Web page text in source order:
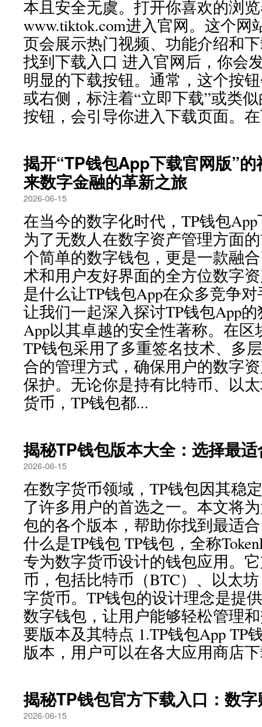
本且安全无虞。打开你喜欢的浏
www.tiktok.com进入官网。这个网
页会展示热门视频、功能介绍和
找到下载入口 进入官网后，你会
明显的下载按钮。通常，这个按
或右侧，标注着“立即下载”或类
按钮，会引导你进入下载页面。
揭开“TP钱包App下载官网版”
来数字金融的革新之旅
2026-06-15
在当今的数字化时代，TP钱包
为了无数人在数字资产管理方面
个简单的数字钱包，更是一款融
术和用户友好界面的全方位数字
是什么让TP钱包App在众多竞争
让我们一起深入探讨TP钱包App
App以其卓越的安全性著称。在
TP钱包采用了多重签名技术、多
合的管理方式，确保用户的数字
保护。无论你是持有比特币、以
货币，TP钱包都...
揭秘TP钱包版本大全：选择最
2026-06-15
在数字货币领域，TP钱包因其稳
了许多用户的首选之一。本文将
包的各个版本，帮助你找到最适
什么是TP钱包 TP钱包，全称
专为数字货币设计的钱包应用。
币，包括比特币（BTC）、以太
字货币。TP钱包的设计理念是提
数字钱包，让用户能够轻松管理
要版本及其特点 1.TP钱包App TP
版本，用户可以在各大应用商店
揭秘TP钱包官方下载入口：数
2026-06-15